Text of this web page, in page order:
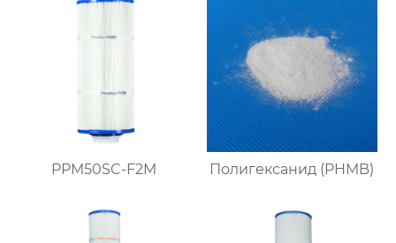
PPM50SC-F2M Полигексанид (PHMB)